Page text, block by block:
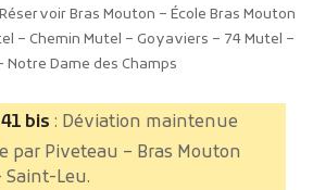
Bras Mouton – École Bras Mouton
– Chemin Mutel – Goyaviers – 74 Mutel –
Notre Dame des Champs
bis : Déviation maintenue
par Piveteau – Bras Mouton
Leu.